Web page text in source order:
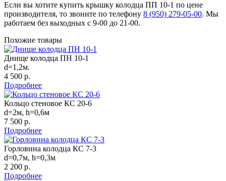
Если вы хотите купить крышку колодца ПП 10-1 по цене
производителя, то звоните по телефону 8 (950) 279-05-00. Мы
работаем без выходных с 9-00 до 21-00.
Похожие товары
Днище колодца ПН 10-1
d=1,2м.
4 500 р.
Подробнее
Кольцо стеновое КС 20-6
d=2м, h=0,6м
7 500 р.
Подробнее
Горловина колодца КС 7-3
d=0,7м, h=0,3м
2 200 р.
Подробнее